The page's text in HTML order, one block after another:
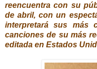
reencuentra con su
de abril, con un
interpretará sus más
canciones de su más
editada en Estados